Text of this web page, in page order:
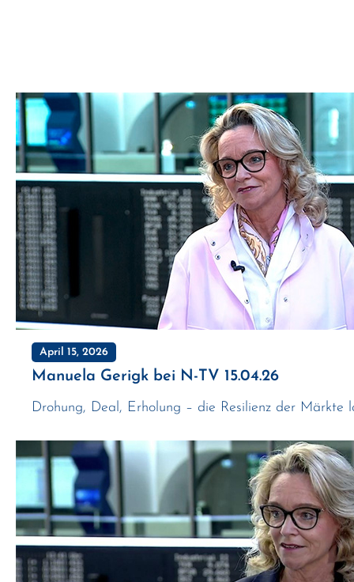
April 15, 2026
Manuela Gerigk bei N-TV 15.04.26
Drohung, Deal, Erholung – die Resilienz der Märkte